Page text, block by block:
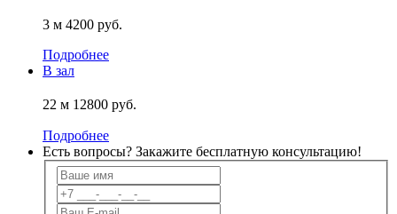
3 м 4200 руб.
Подробнее
В зал
22 м 12800 руб.
Подробнее
Есть вопросы? Закажите бесплатную консультацию!